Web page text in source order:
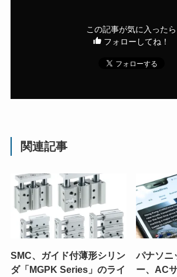
この記事が気に入ったら
フォローしてね！
関連記事
SMC、ガイド付薄形シリン
ダ「MGPK Series」のライ
パナソニ
ー、AC